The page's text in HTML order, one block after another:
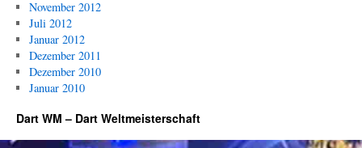
November 2012
Juli 2012
Januar 2012
Dezember 2011
Dezember 2010
Januar 2010
Dart WM – Dart Weltmeisterschaft